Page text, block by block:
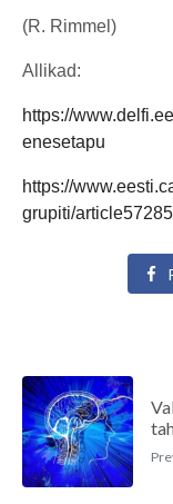
(R. Rimmel)
Allikad:
https://
enesetapu
https://
grupiti/article57285